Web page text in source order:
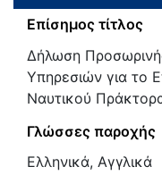
Επίσημος τίτλος
Δήλωση
Υπηρεσιών για το
Ναυτικού
Γλώσσες παροχής
Ελληνικά, Αγγλικά